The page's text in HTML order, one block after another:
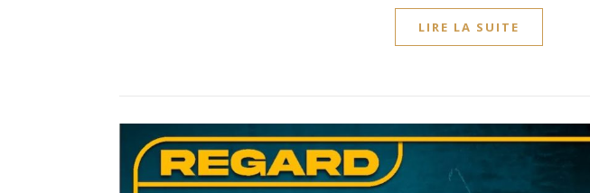
LIRE LA SUITE